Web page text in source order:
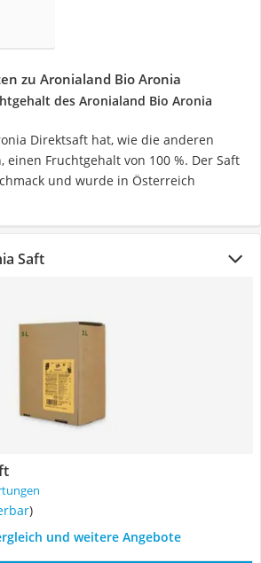
zu Aronialand Bio Aronia
des Aronialand Bio Aronia
Direktsaft hat, wie die anderen
einen Fruchtgehalt von 100 %. Der Saft
und wurde in Österreich
Saft
)
und weitere Angebote